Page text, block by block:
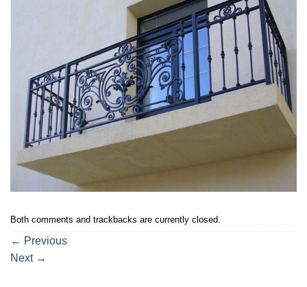
Both comments and trackbacks are currently closed.
← Previous
Next →